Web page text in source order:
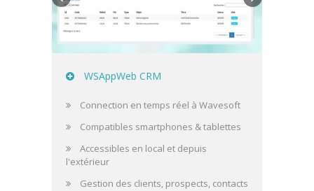
Solutions pour l'éducation
L'ERP pour les PME
Applications connectées
Wavesoft CRM sur smartphones
Solutions métiers
Formations & services
Catalogue des formations
Prestations & services
WSAppWeb CRM
Connection en temps réel à Wavesoft
Compatibles smartphones & tablettes
Accessibles en local et depuis
l'extérieur
Gestion des clients, prospects, contacts